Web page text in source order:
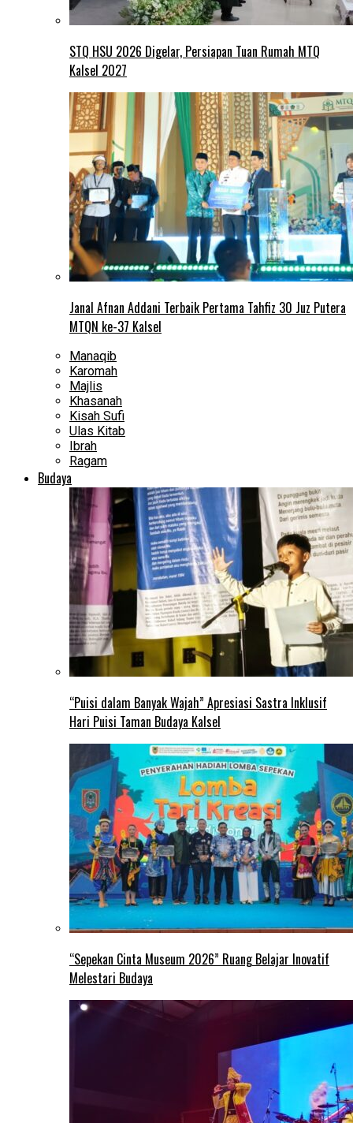
STQ HSU 2026 Digelar, Persiapan Tuan Rumah MTQ
Kalsel 2027
Janal Afnan Addani Terbaik Pertama Tahfiz 30 Juz Putera
MTQN ke-37 Kalsel
Manaqib
Karomah
Majlis
Khasanah
Kisah Sufi
Ulas Kitab
Ibrah
Ragam
Budaya
“Puisi dalam Banyak Wajah” Apresiasi Sastra Inklusif
Hari Puisi Taman Budaya Kalsel
“Sepekan Cinta Museum 2026” Ruang Belajar Inovatif
Melestari Budaya